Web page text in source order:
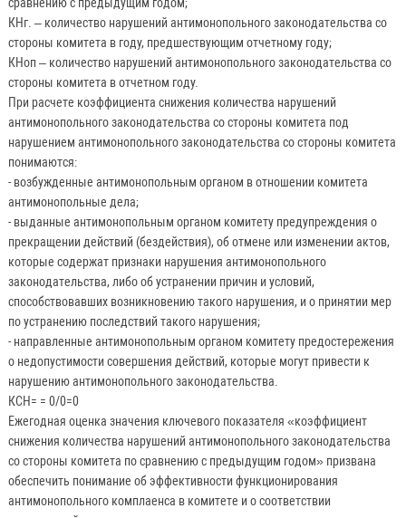
КНг. – количество нарушений антимонопольного законодательства со
стороны комитета в году, предшествующим отчетному году;
КНоп – количество нарушений антимонопольного законодательства со
стороны комитета в отчетном году.
При расчете коэффициента снижения количества нарушений
антимонопольного законодательства со стороны комитета под
нарушением антимонопольного законодательства со стороны комитета
понимаются:
- возбужденные антимонопольным органом в отношении комитета
антимонопольные дела;
- выданные антимонопольным органом комитету предупреждения о
прекращении действий (бездействия), об отмене или изменении актов,
которые содержат признаки нарушения антимонопольного
законодательства, либо об устранении причин и условий,
способствовавших возникновению такого нарушения, и о принятии мер
по устранению последствий такого нарушения;
- направленные антимонопольным органом комитету предостережения
о недопустимости совершения действий, которые могут привести к
нарушению антимонопольного законодательства.
КСН= = 0/0=0
Ежегодная оценка значения ключевого показателя «коэффициент
снижения количества нарушений антимонопольного законодательства
со стороны комитета по сравнению с предыдущим годом» призвана
обеспечить понимание об эффективности функционирования
антимонопольного комплаенса в комитете и о соответствии